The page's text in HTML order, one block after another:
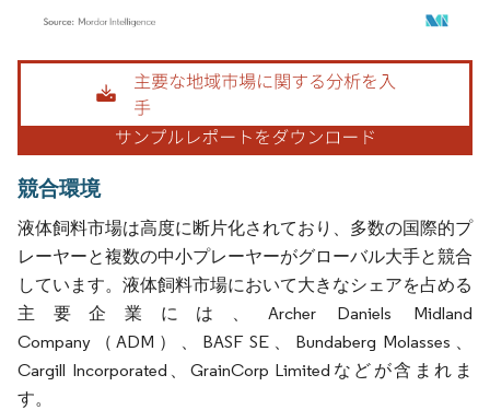
画像 © Mordor Intelligence。再利用にはCC BY 4.0の表示が必要です。
競合環境
液体飼料市場は高度に断片化されており、多数の国際的プ
レーヤーと複数の中小プレーヤーがグローバル大手と競合
しています。液体飼料市場において大きなシェアを占める
主要企業には、Archer Daniels Midland
Company（ADM）、BASF SE、Bundaberg Molasses、
Cargill Incorporated、GrainCorp Limitedなどが含まれま
す。